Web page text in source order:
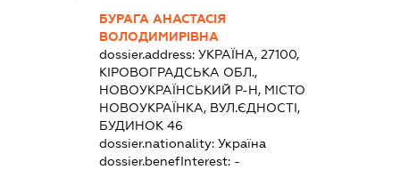
БУРАГА АНАСТАСІЯ
ВОЛОДИМИРІВНА
dossier.address: УКРАЇНА, 27100,
КІРОВОГРАДСЬКА ОБЛ.,
НОВОУКРАЇНСЬКИЙ Р-Н, МІСТО
НОВОУКРАЇНКА, ВУЛ.ЄДНОСТІ,
БУДИНОК 46
dossier.nationality: Україна
dossier.benefInterest: -